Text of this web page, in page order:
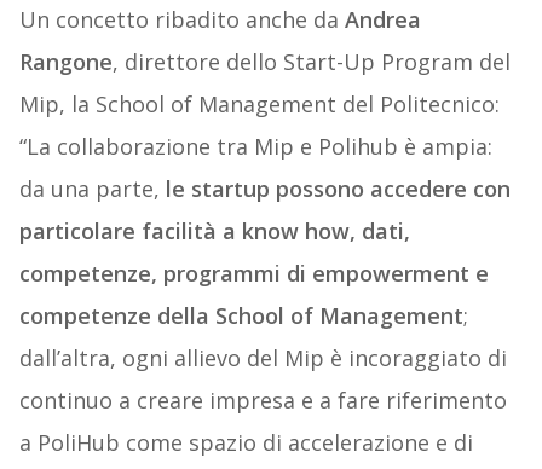
Un concetto ribadito anche da Andrea
Rangone, direttore dello Start-Up Program del
Mip, la School of Management del Politecnico:
“La collaborazione tra Mip e Polihub è ampia:
da una parte, le startup possono accedere con
particolare facilità a know how, dati,
competenze, programmi di empowerment e
competenze della School of Management;
dall’altra, ogni allievo del Mip è incoraggiato di
continuo a creare impresa e a fare riferimento
a PoliHub come spazio di accelerazione e di